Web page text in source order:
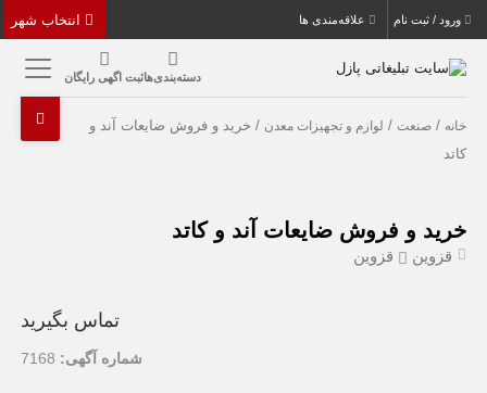
ورود / ثبت نام علاقه‌مندی ها
دسته‌بندی‌هاثبت اگهی رایگان
خانه /صنعت / لوازم و تجهیزات معدن / خرید و فروش ضایعات آند و
کاتد
خرید و فروش ضایعات آند و کاتد
قزوین قزوین
تماس بگیرید
شماره آگهی: 7168